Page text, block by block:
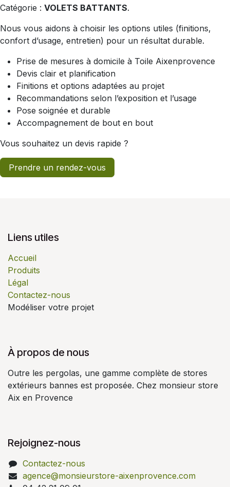
Catégorie : VOLETS BATTANTS.
Nous vous aidons à choisir les options utiles (finitions,
confort d’usage, entretien) pour un résultat durable.
Prise de mesures à domicile à Toile Aixenprovence
Devis clair et planification
Finitions et options adaptées au projet
Recommandations selon l’exposition et l’usage
Pose soignée et durable
Accompagnement de bout en bout
Vous souhaitez un devis rapide ?
Prendre un rendez-vous
Liens utiles
Accueil
Produits
Légal
Contactez-nous
Modéliser votre projet
À propos de nous
Outre les pergolas, une gamme complète de stores
extérieurs bannes est proposée. Chez monsieur store
Aix en Provence
Rejoignez-nous
Contactez-nous
agence@monsieurstore-aixenprovence.com